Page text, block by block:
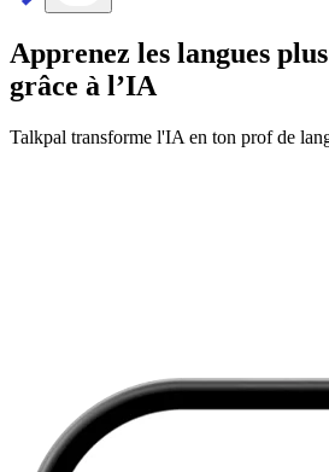
Apprenez les langues
grâce à l’IA
Talkpal transforme l'IA en ton prof de